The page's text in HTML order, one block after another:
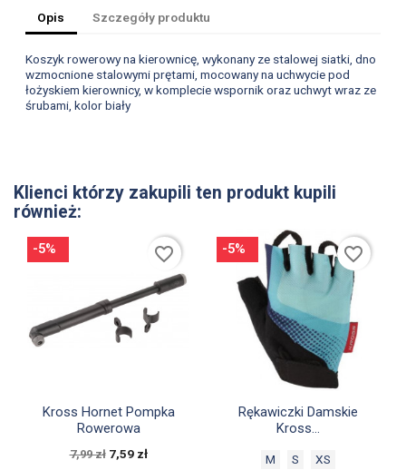
Opis Szczegóły produktu
Koszyk rowerowy na kierownicę, wykonany ze stalowej siatki, dno
wzmocnione stalowymi prętami, mocowany na uchwycie pod
łożyskiem kierownicy, w komplecie wspornik oraz uchwyt wraz ze
śrubami, kolor biały
Klienci którzy zakupili ten produkt kupili
również:
Szybki podgląd
Kross Hornet Pompka
Rowerowa
7,99 zł 7,59 zł
-5% favorite_border
Szybki podgląd
Rękawiczki Damskie
Kross...
M S XS
-5% favorite_border